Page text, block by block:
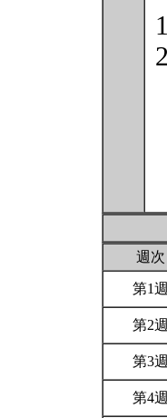
週次
第1週
第2週
第3週
第4週